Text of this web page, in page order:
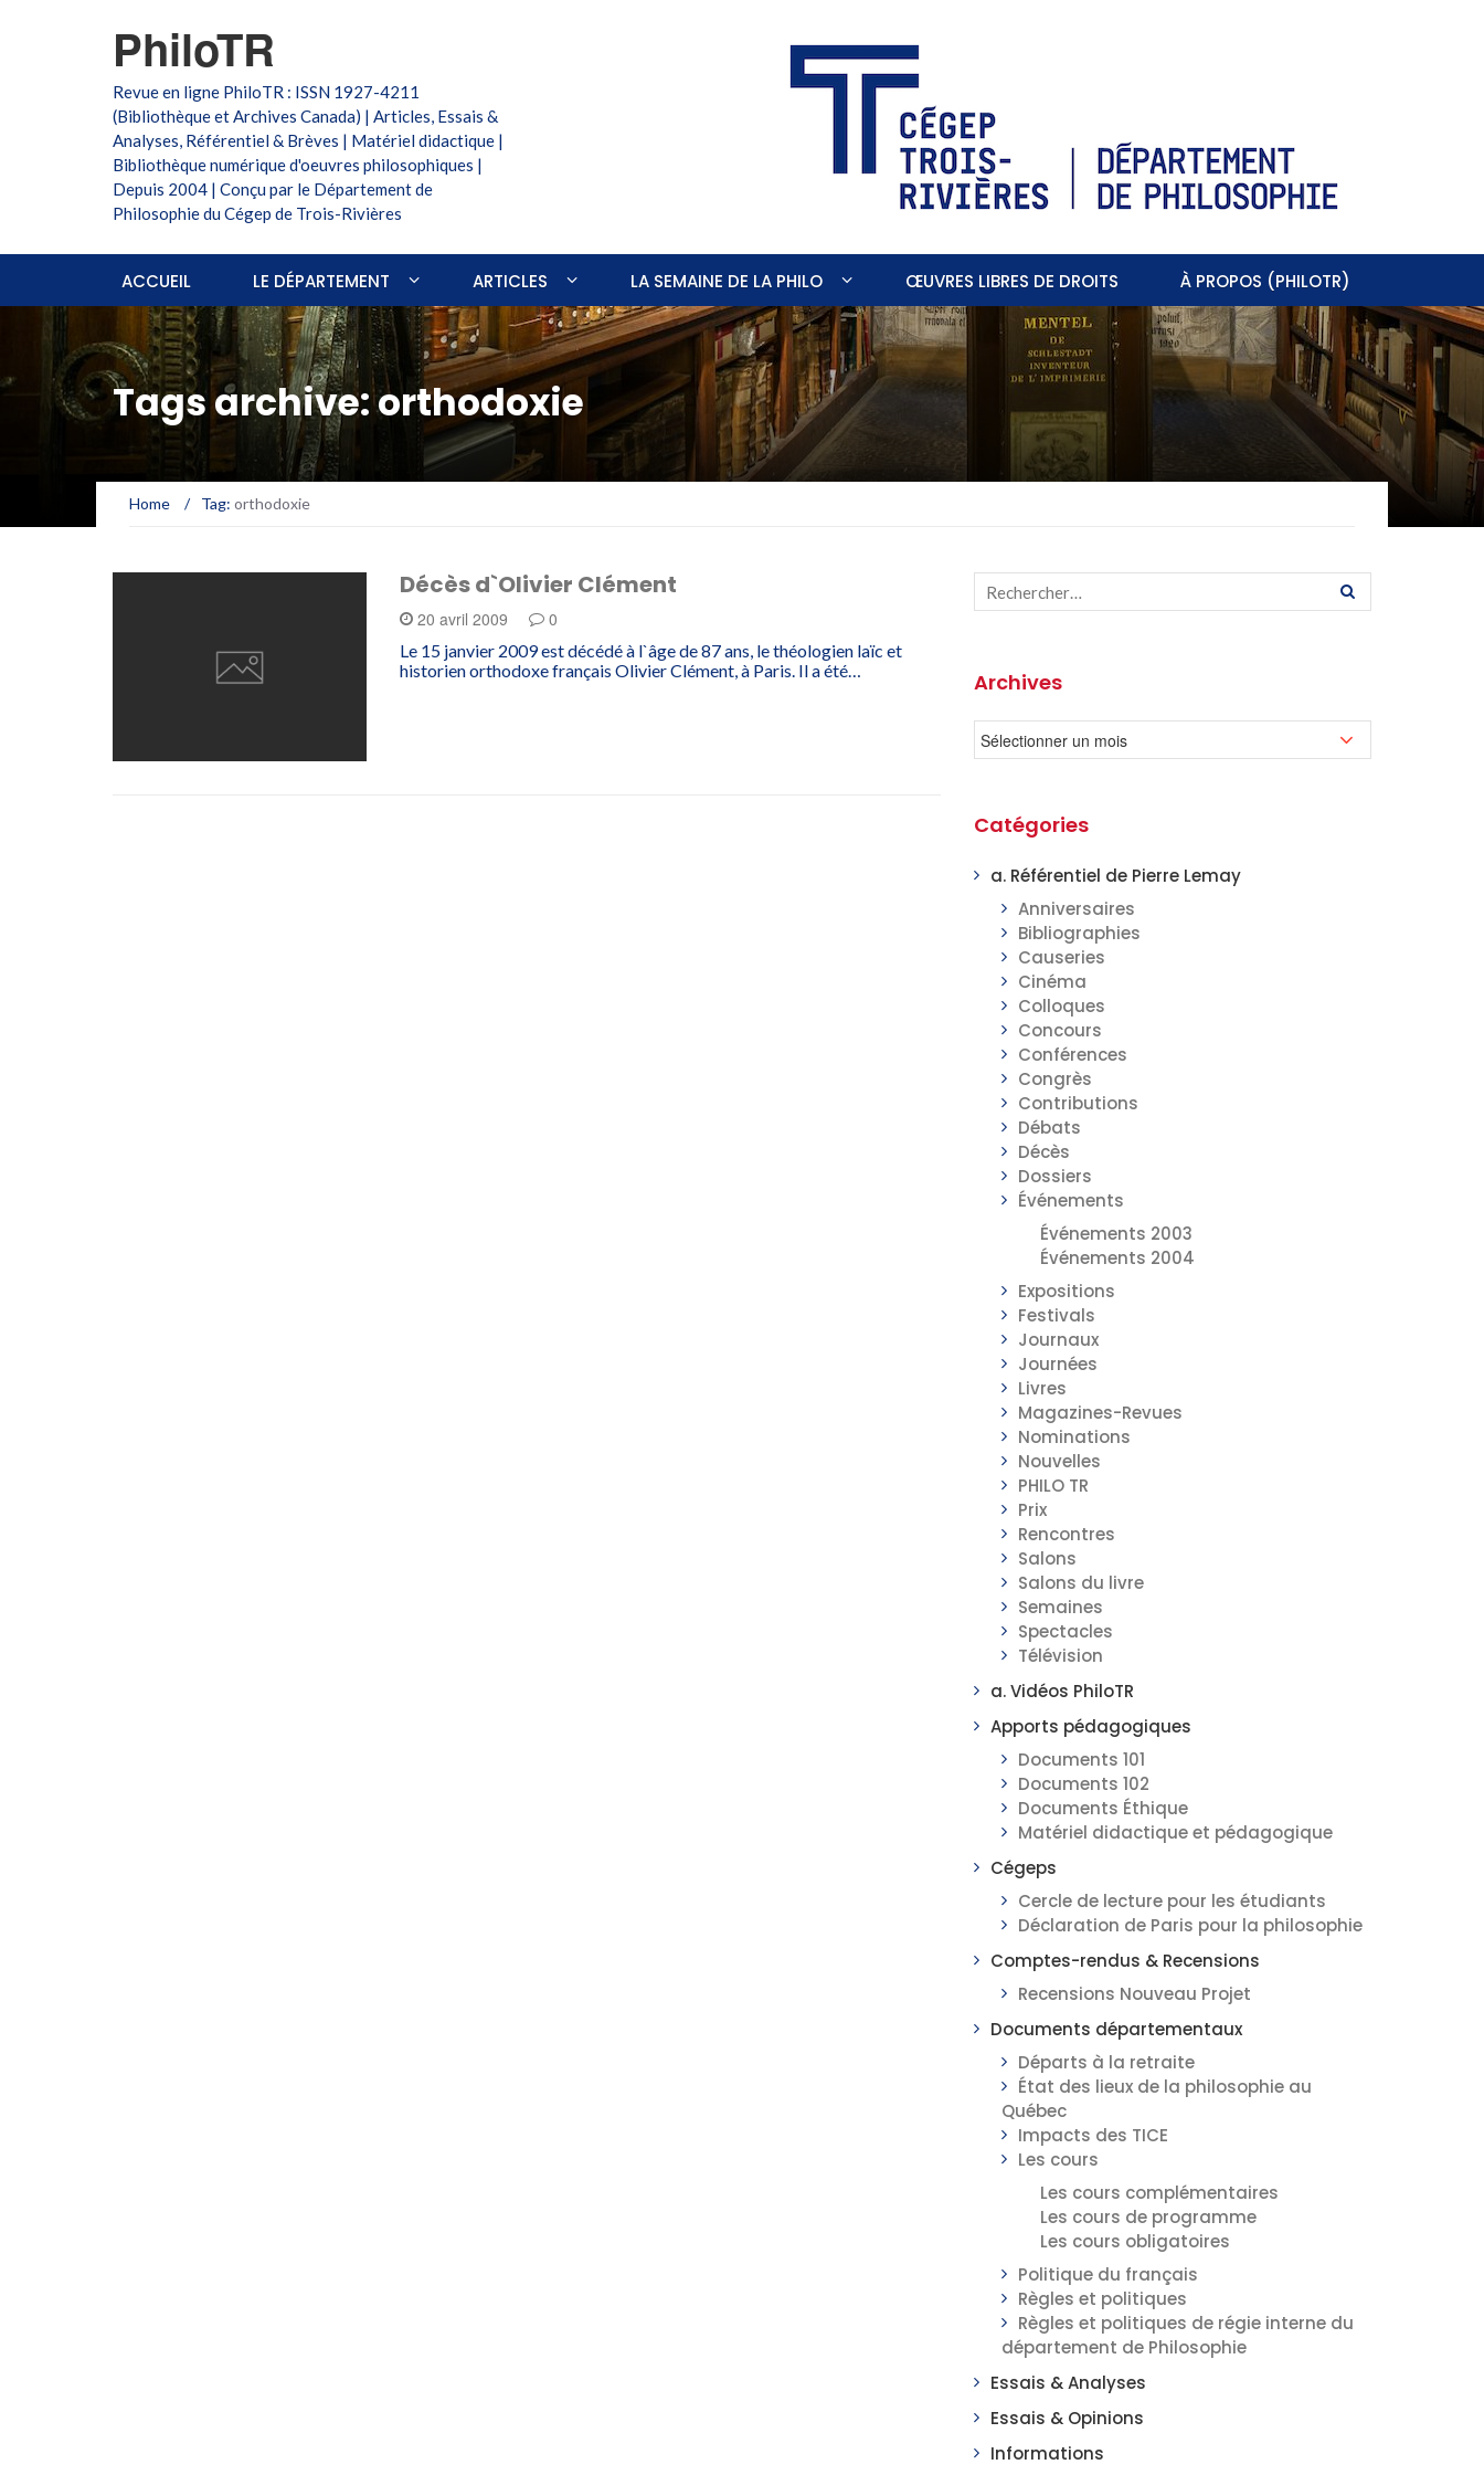
PhiloTR
Revue en ligne PhiloTR : ISSN 1927-4211
(Bibliothèque et Archives Canada) | Articles, Essais &
Analyses, Référentiel & Brèves | Matériel didactique |
Bibliothèque numérique d'oeuvres philosophiques |
Depuis 2004 | Conçu par le Département de
Philosophie du Cégep de Trois-Rivières
ACCUEIL LE DÉPARTEMENT ARTICLES LA SEMAINE DE LA PHILO ŒUVRES LIBRES DE DROITS À PROPOS (PHILOTR)
Tags archive: orthodoxie
Home / Tag: orthodoxie
Décès d`Olivier Clément
20 avril 2009 0
Le 15 janvier 2009 est décédé à l`âge de 87 ans, le théologien laïc et
historien orthodoxe français Olivier Clément, à Paris. Il a été…
Archives
Catégories
a. Référentiel de Pierre Lemay
Anniversaires
Bibliographies
Causeries
Cinéma
Colloques
Concours
Conférences
Congrès
Contributions
Débats
Décès
Dossiers
Événements
Événements 2003
Événements 2004
Expositions
Festivals
Journaux
Journées
Livres
Magazines-Revues
Nominations
Nouvelles
PHILO TR
Prix
Rencontres
Salons
Salons du livre
Semaines
Spectacles
Télévision
a. Vidéos PhiloTR
Apports pédagogiques
Documents 101
Documents 102
Documents Éthique
Matériel didactique et pédagogique
Cégeps
Cercle de lecture pour les étudiants
Déclaration de Paris pour la philosophie
Comptes-rendus & Recensions
Recensions Nouveau Projet
Documents départementaux
Départs à la retraite
État des lieux de la philosophie au
Québec
Impacts des TICE
Les cours
Les cours complémentaires
Les cours de programme
Les cours obligatoires
Politique du français
Règles et politiques
Règles et politiques de régie interne du
département de Philosophie
Essais & Analyses
Essais & Opinions
Informations